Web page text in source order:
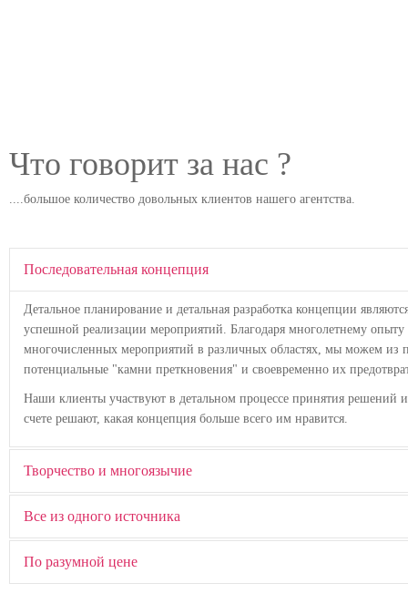
Что говорит за нас ?
....большое количество довольных клиентов нашего агентства.
Последовательная концепция
Детальное планирование и детальная разработка концепции
успешной реализации мероприятий. Благодаря многолетнему
многочисленных мероприятий в различных областях, мы можем из
потенциальные "камни преткновения" и своевременно их
Наши клиенты участвуют в детальном процессе принятия решений
счете решают, какая концепция больше всего им нравится.
Творчество и многоязычие
Наш профессиональный персонал в состоянии быстро и легко
Мы постоянно разрабатываем новые проекты и сценарии , которые
разработаны и адаптированы к потребностям наших клиентов.
Все из одного источника
Много поваров портят кашу - это мудрое изречение верно в
По разумной цене